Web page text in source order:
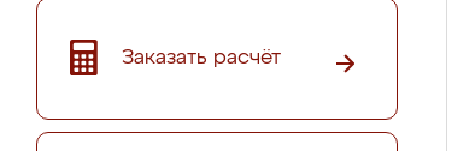
Заказать расчёт